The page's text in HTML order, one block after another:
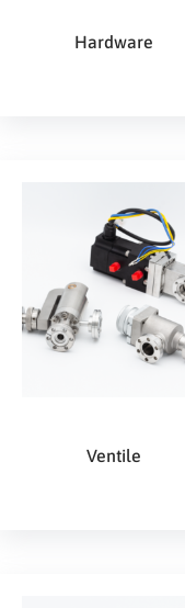
Hardware
Ventile